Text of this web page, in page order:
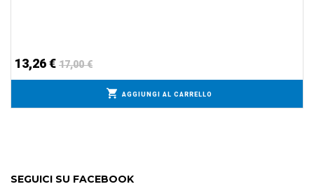
13,26 € 17,00 €
AGGIUNGI AL CARRELLO
SEGUICI SU FACEBOOK